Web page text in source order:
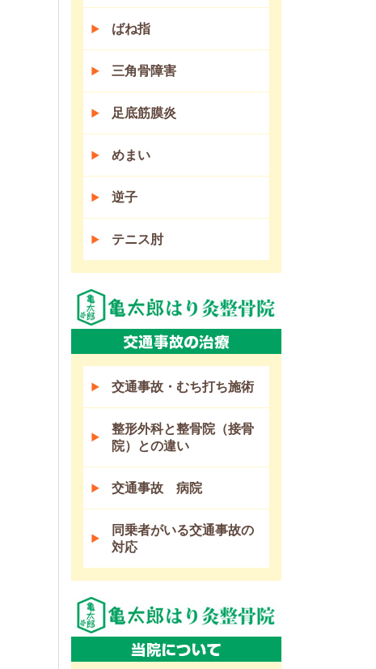
ばね指
三角骨障害
足底筋膜炎
めまい
逆子
テニス肘
交通事故・むち打ち施術
整形外科と整骨院（接骨
院）との違い
交通事故 病院
同乗者がいる交通事故の
対応